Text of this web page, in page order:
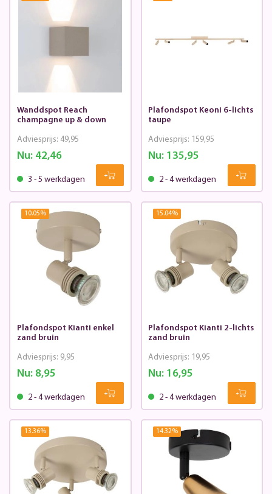
Wanddspot Reach
champagne up & down
Nu:42,46
Adviesprijs: 49,95
3 - 5 werkdagen
Plafondspot Keoni 6-lichts
taupe
Nu: 135,95
Adviesprijs: 159,95
2 - 4 werkdagen
10.05%
Plafondspot Kianti enkel
zand bruin
Nu:8,95
Adviesprijs: 9,95
2 - 4 werkdagen
15.04%
Plafondspot Kianti 2-lichts
zand bruin
Nu: 16,95
Adviesprijs: 19,95
2 - 4 werkdagen
13.36% 14.32%